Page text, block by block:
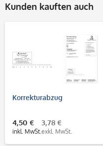
Kunden kauften auch
Korrekturabzug
4,50 €
inkl. MwSt.
3,78 €
exkl. MwSt.